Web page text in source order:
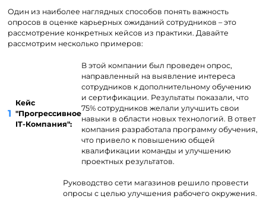
Один из наиболее наглядных способов понять важность
опросов в оценке карьерных ожиданий сотрудников – это
рассмотрение конкретных кейсов из практики. Давайте
рассмотрим несколько примеров:
Кейс
"Прогрессивное
IT-Компания":
В этой компании был проведен опрос,
направленный на выявление интереса
сотрудников к дополнительному обучению
и сертификации. Результаты показали, что
75% сотрудников желали улучшить свои
навыки в области новых технологий. В ответ
компания разработала программу обучения,
что привело к повышению общей
квалификации команды и улучшению
проектных результатов.
Руководство сети магазинов решило провести
опросы с целью улучшения рабочего окружения.